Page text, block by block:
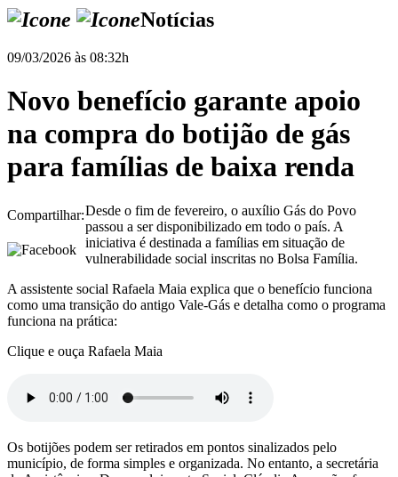
Notícias
09/03/2026 às 08:32h
Novo benefício garante apoio
na compra do botijão de gás
para famílias de baixa renda
Compartilhar:Desde o fim de fevereiro, o auxílio Gás do Povo
passou a ser disponibilizado em todo o país. A
iniciativa é destinada a famílias em situação de
vulnerabilidade social inscritas no Bolsa Família.
A assistente social Rafaela Maia explica que o benefício funciona
como uma transição do antigo Vale-Gás e detalha como o programa
funciona na prática:
Clique e ouça Rafaela Maia
Os botijões podem ser retirados em pontos sinalizados pelo
município, de forma simples e organizada. No entanto, a secretária